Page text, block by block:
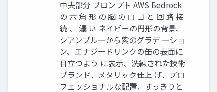
中央部分 プロンプト AWS Bedrock
の 六 角 形 の 脳 の ロ ゴ と 回 路 接
続 、 濃 い ネイビーの円形の背景、
シアンブルーから紫のグラデ ーショ
ン、エナジードリンクの缶の表面に
目立つよう に表示、洗練された技術
ブランド、メタリック仕上 げ、プロ
フェッショナルな配置、すっきりと